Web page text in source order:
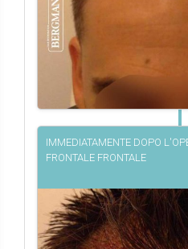
IMMEDIATAMENTE DOPO
FRONTALE FRONTALE